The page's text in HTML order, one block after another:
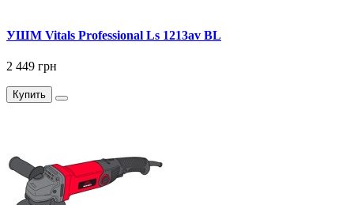
УШМ Vitals Professional Ls 1213av BL
2 449 грн
Купить